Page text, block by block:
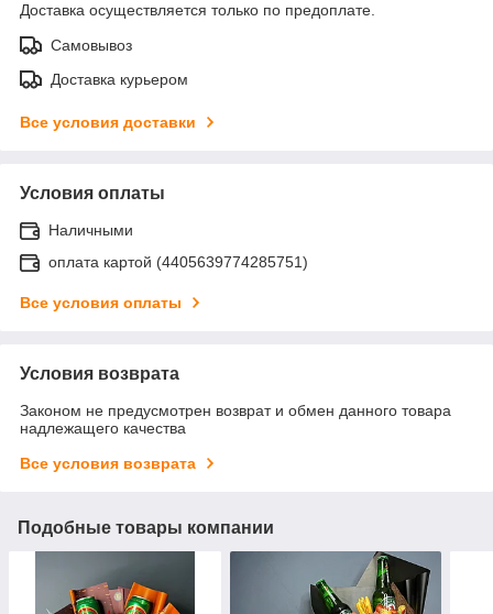
Доставка осуществляется только по предоплате.
Самовывоз
Доставка курьером
Все условия доставки
Условия оплаты
Наличными
оплата картой (4405639774285751)
Все условия оплаты
Условия возврата
Законом не предусмотрен возврат и обмен данного товара
надлежащего качества
Все условия возврата
Подобные товары компании